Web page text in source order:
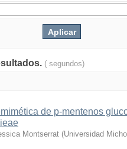
( segundos)
de p-mentenos
Montserrat (Universidad